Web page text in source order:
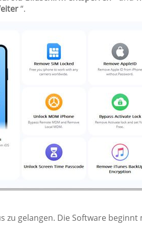
“.
zu gelangen. Die Software